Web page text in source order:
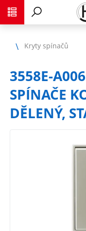
Kryty spínačů
3558E-
SPÍNAČE
DĚLENÝ,